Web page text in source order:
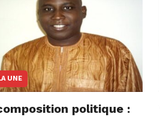
UNE
politique :